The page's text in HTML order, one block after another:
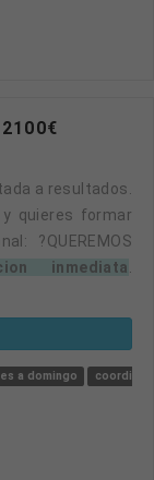
quieres formar
?QUEREMOS
inmediata
a domingo